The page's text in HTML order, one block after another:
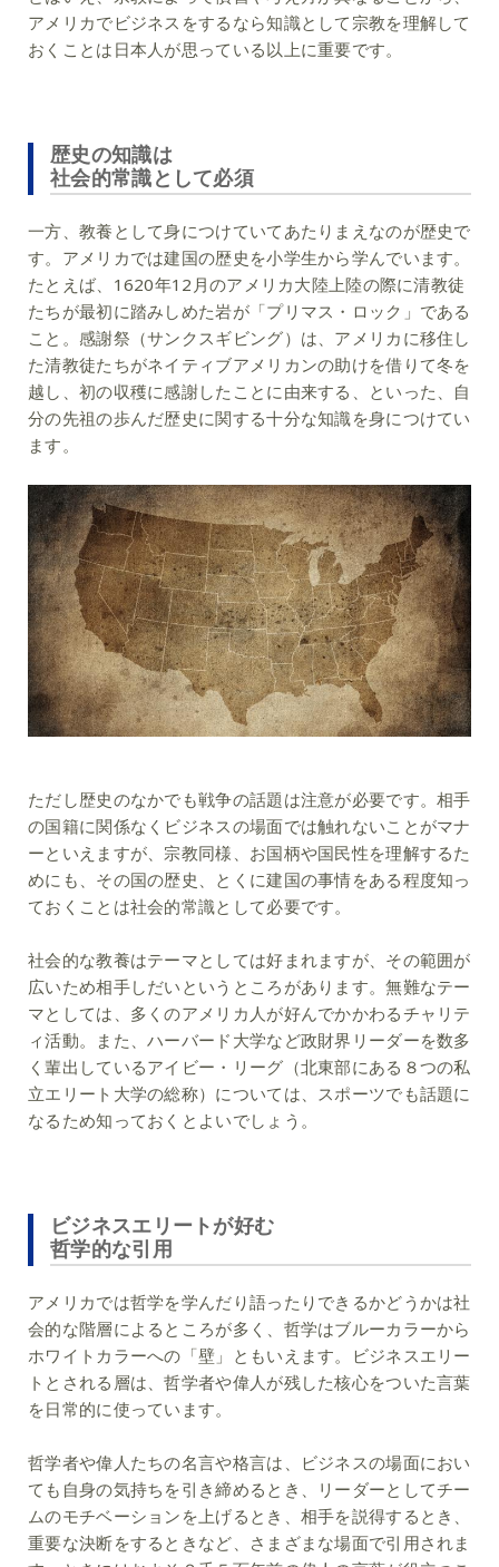
アメリカでビジネスをするなら知識として宗教を理解して
おくことは日本人が思っている以上に重要です。
歴史の知識は
社会的常識として必須
一方、教養として身につけていてあたりまえなのが歴史で
す。アメリカでは建国の歴史を小学生から学んでいます。
たとえば、1620年12月のアメリカ大陸上陸の際に清教徒
たちが最初に踏みしめた岩が「プリマス・ロック」である
こと。感謝祭（サンクスギビング）は、アメリカに移住し
た清教徒たちがネイティブアメリカンの助けを借りて冬を
越し、初の収穫に感謝したことに由来する、といった、自
分の先祖の歩んだ歴史に関する十分な知識を身につけてい
ます。
ただし歴史のなかでも戦争の話題は注意が必要です。相手
の国籍に関係なくビジネスの場面では触れないことがマナ
ーといえますが、宗教同様、お国柄や国民性を理解するた
めにも、その国の歴史、とくに建国の事情をある程度知っ
ておくことは社会的常識として必要です。
社会的な教養はテーマとしては好まれますが、その範囲が
広いため相手しだいというところがあります。無難なテー
マとしては、多くのアメリカ人が好んでかかわるチャリテ
ィ活動。また、ハーバード大学など政財界リーダーを数多
く輩出しているアイビー・リーグ（北東部にある８つの私
立エリート大学の総称）については、スポーツでも話題に
なるため知っておくとよいでしょう。
ビジネスエリートが好む
哲学的な引用
アメリカでは哲学を学んだり語ったりできるかどうかは社
会的な階層によるところが多く、哲学はブルーカラーから
ホワイトカラーへの「壁」ともいえます。ビジネスエリー
トとされる層は、哲学者や偉人が残した核心をついた言葉
を日常的に使っています。
哲学者や偉人たちの名言や格言は、ビジネスの場面におい
ても自身の気持ちを引き締めるとき、リーダーとしてチー
ムのモチベーションを上げるとき、相手を説得するとき、
重要な決断をするときなど、さまざまな場面で引用されま